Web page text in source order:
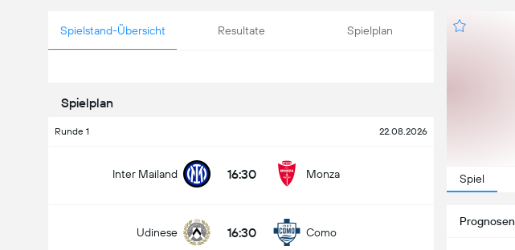
Spielstand-Übersicht Resultate Spielplan
Spielplan
Runde 1 22.08.2026
Inter Mailand 16:30 Monza
Udinese 16:30 Como
Spiel
Prognosen